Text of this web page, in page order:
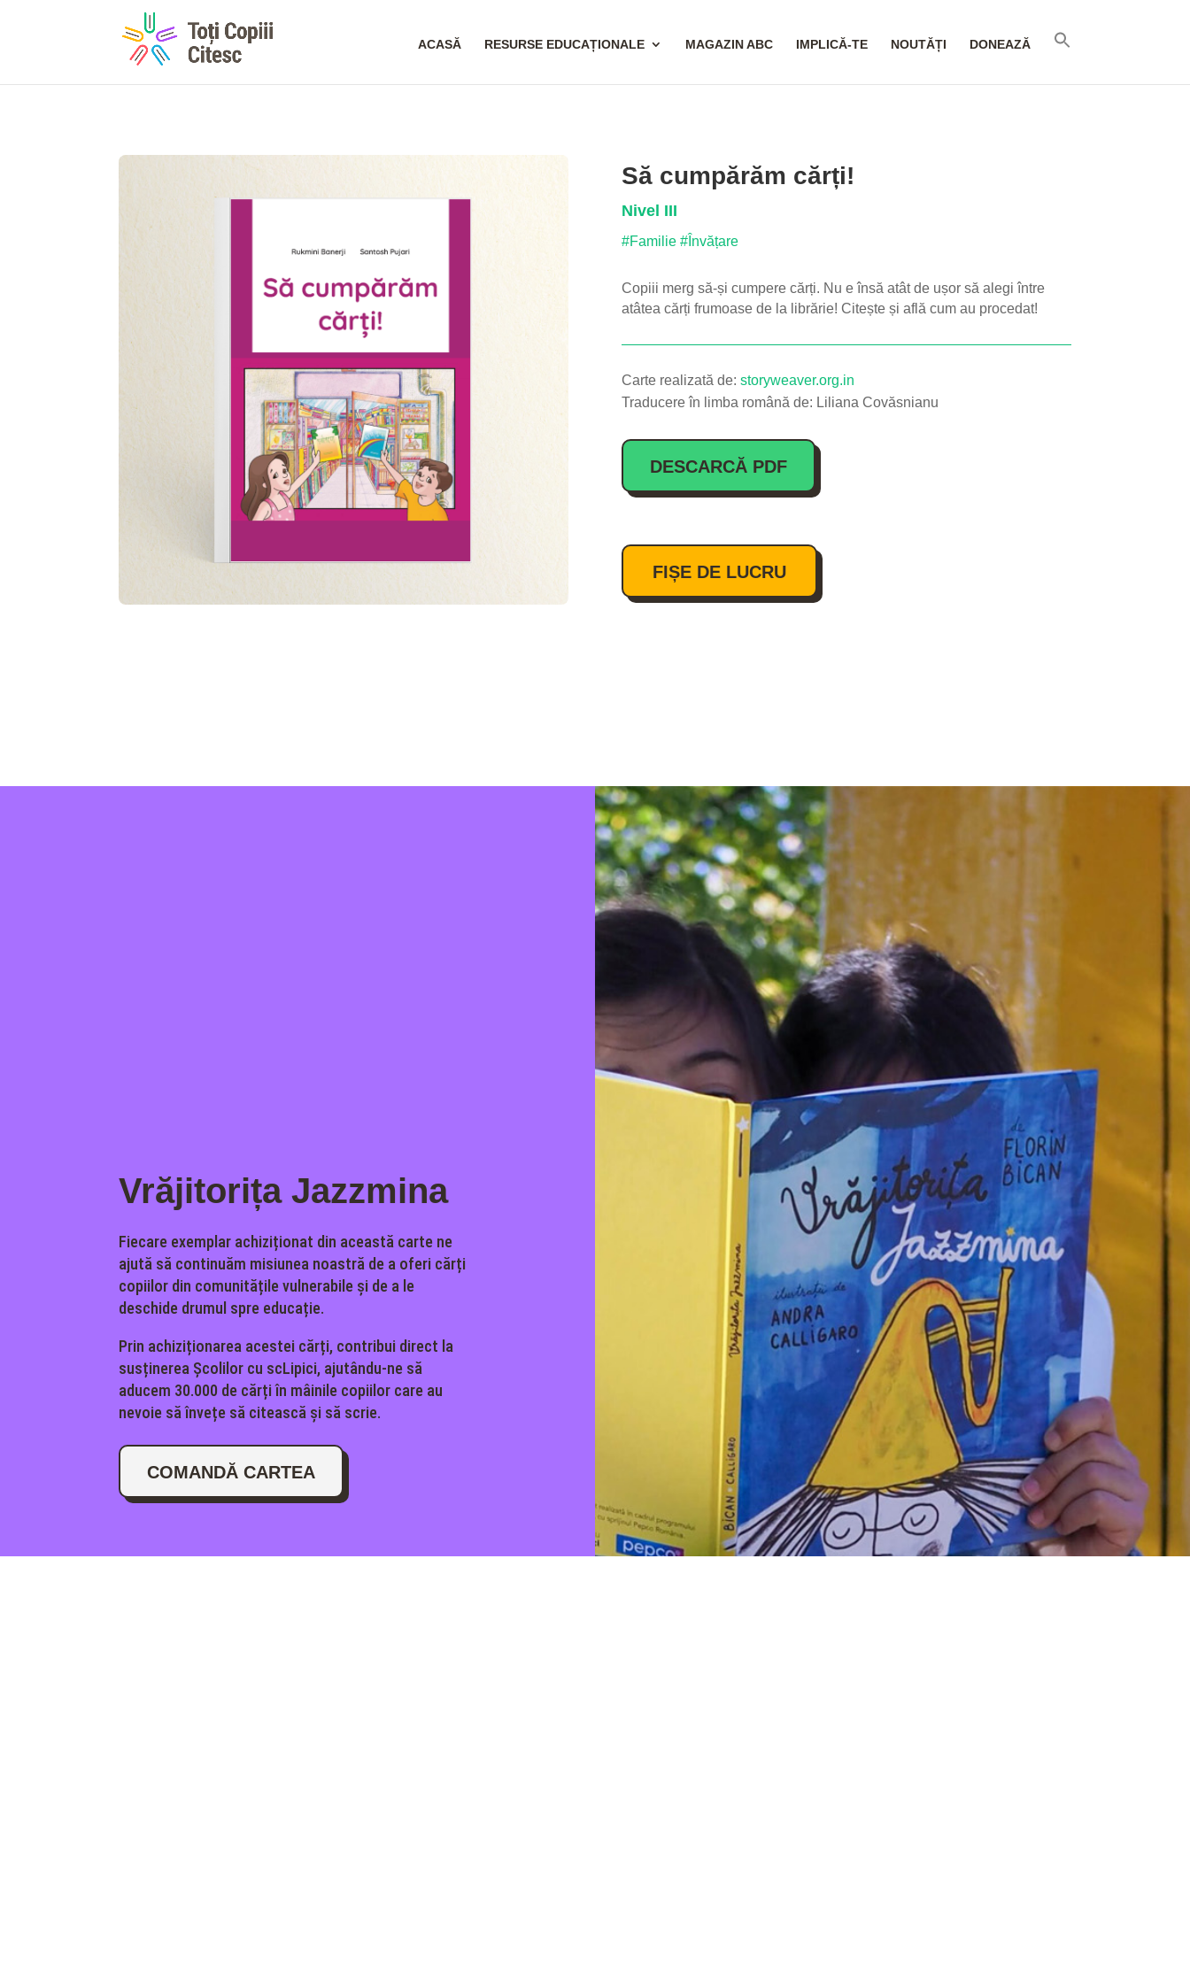
ACASĂ RESURSE EDUCAȚIONALE MAGAZIN ABC IMPLICĂ-TE NOUTĂȚI DONEAZĂ
Să cumpărăm cărți!
Nivel III
#Familie #Învățare
Copiii merg să-și cumpere cărți. Nu e însă atât de ușor să alegi între
atâtea cărți frumoase de la librărie! Citește și află cum au procedat!
Carte realizată de: storyweaver.org.in
Traducere în limba română de: Liliana Covăsnianu
DESCARCĂ PDF
FIȘE DE LUCRU
Vrăjitorița Jazzmina
Fiecare exemplar achiziționat din această carte ne
ajută să continuăm misiunea noastră de a oferi cărți
copiilor din comunitățile vulnerabile și de a le
deschide drumul spre educație.
Prin achiziționarea acestei cărți, contribui direct la
susținerea Școlilor cu scLipici, ajutându-ne să
aducem 30.000 de cărți în mâinile copiilor care au
nevoie să învețe să citească și să scrie.
COMANDĂ CARTEA